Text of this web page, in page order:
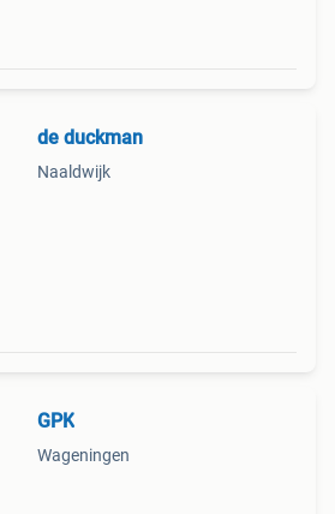
de duckman
Naaldwijk
GPK
Wageningen